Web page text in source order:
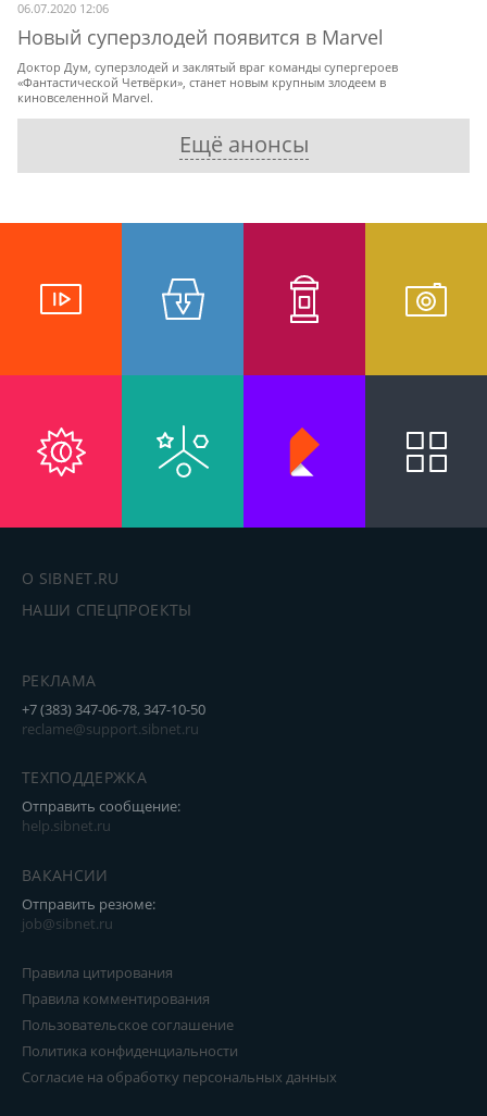
06.07.2020 12:06
Новый суперзлодей появится в Marvel
Доктор Дум, суперзлодей и заклятый враг команды супергероев
«Фантастической Четвёрки», станет новым крупным злодеем в
киновселенной Marvel.
Ещё анонсы
О SIBNET.RU
НАШИ СПЕЦПРОЕКТЫ
РЕКЛАМА
+7 (383) 347-06-78, 347-10-50
reclame@support.sibnet.ru
ТЕХПОДДЕРЖКА
Отправить сообщение:
help.sibnet.ru
ВАКАНСИИ
Отправить резюме:
job@sibnet.ru
Правила цитирования
Правила комментирования
Пользовательское соглашение
Политика конфиденциальности
Согласие на обработку персональных данных